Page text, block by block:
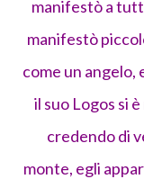
manifestò a
manifestò
come un angelo,
il suo Logos si
credendo di
monte, egli